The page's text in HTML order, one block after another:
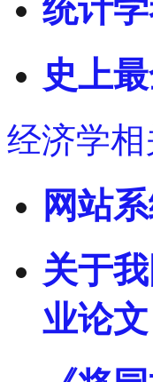
统计
史上
经济学
网站
关于
业论文